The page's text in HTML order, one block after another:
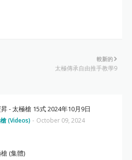
較新的
太極傳承自由推手教學9
- 太極槍 15式 2024年10月9日
(Videos) - October 09, 2024
(集體)